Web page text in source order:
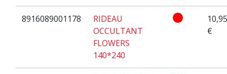
8916089001178
RIDEAU
OCCULTANT
FLOWERS
140*240
10,95
€